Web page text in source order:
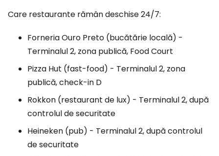
Care restaurante rămân deschise 24/7:
Forneria Ouro Preto (bucătărie locală) -
Terminalul 2, zona publică, Food Court
Pizza Hut (fast-food) - Terminalul 2, zona
publică, check-in D
Rokkon (restaurant de lux) - Terminalul 2, după
controlul de securitate
Heineken (pub) - Terminalul 2, după controlul
de securitate